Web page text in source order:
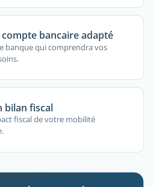
bancaire adapté
banque qui comprendra vos
bilan fiscal
fiscal de votre mobilité